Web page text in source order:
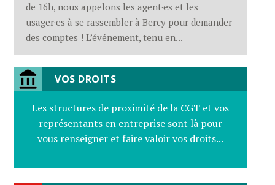
de 16h, nous appelons les agent·es et les
usager·es à se rassembler à Bercy pour demander
des comptes ! L’événement, tenu en...
VOS DROITS
Les structures de proximité de la CGT et vos
représentants en entreprise sont là pour
vous renseigner et faire valoir vos droits...